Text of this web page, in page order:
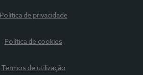
Política de privacidade
Política de cookies
Termos de utilização